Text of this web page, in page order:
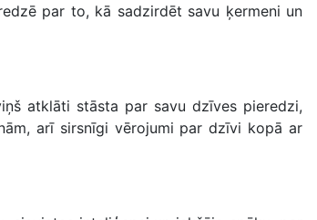
par to, kā sadzirdēt savu ķermeni un
atklāti stāsta par savu dzīves pieredzi,
arī sirsnīgi vērojumi par dzīvi kopā ar